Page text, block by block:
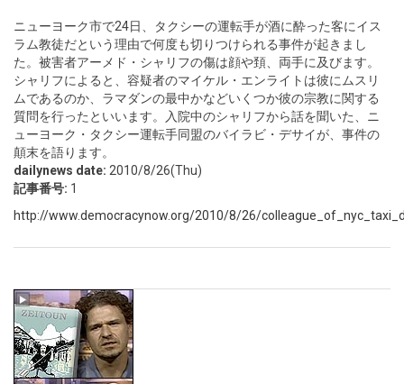
ニューヨーク市で24日、タクシーの運転手が酒に酔った客にイス
ラム教徒だという理由で何度も切りつけられる事件が起きまし
た。被害者アーメド・シャリフの傷は顔や頚、両手に及びます。
シャリフによると、容疑者のマイケル・エンライトは彼にムスリ
ムであるのか、ラマダンの最中かなどいくつか彼の宗教に関する
質問を行ったといいます。入院中のシャリフから話を聞いた、ニ
ューヨーク・タクシー運転手同盟のバイラビ・デサイが、事件の
顛末を語ります。
dailynews date: 2010/8/26(Thu)
記事番号: 1
http://www.democracynow.org/2010/8/26/